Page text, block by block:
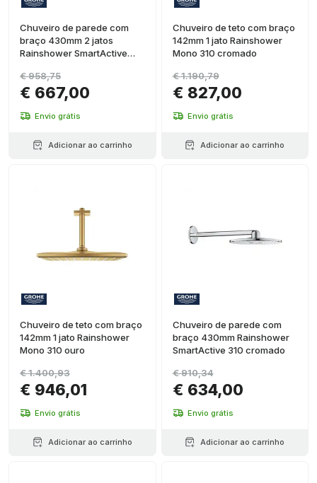
Chuveiro de parede com
braço 430mm 2 jatos
Rainshower SmartActive
€ 667,00
€ 958,75
Envio grátis
Adicionar ao carrinho
Chuveiro de teto com braço
142mm 1 jato Rainshower
Mono 310 cromado
€ 827,00
€ 1.190,79
Envio grátis
Adicionar ao carrinho
Chuveiro de teto com braço
142mm 1 jato Rainshower
Mono 310 ouro
€ 946,01
€ 1.400,93
Envio grátis
Adicionar ao carrinho
Chuveiro de parede com
braço 430mm Rainshower
SmartActive 310 cromado
€ 634,00
€ 910,34
Envio grátis
Adicionar ao carrinho